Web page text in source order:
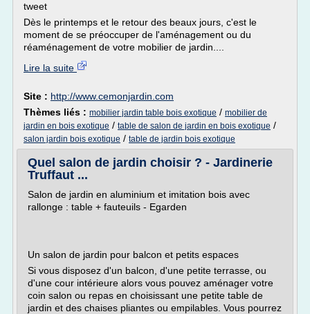
tweet
Dès le printemps et le retour des beaux jours, c'est le
moment de se préoccuper de l'aménagement ou du
réaménagement de votre mobilier de jardin....
Lire la suite
Site : http://www.cemonjardin.com
Thèmes liés : mobilier jardin table bois exotique / mobilier de
jardin en bois exotique / table de salon de jardin en bois exotique /
salon jardin bois exotique / table de jardin bois exotique
Quel salon de jardin choisir ? - Jardinerie
Truffaut ...
Salon de jardin en aluminium et imitation bois avec
rallonge : table + fauteuils - Egarden
Un salon de jardin pour balcon et petits espaces
Si vous disposez d'un balcon, d'une petite terrasse, ou
d'une cour intérieure alors vous pouvez aménager votre
coin salon ou repas en choisissant une petite table de
jardin et des chaises pliantes ou empilables. Vous pourrez